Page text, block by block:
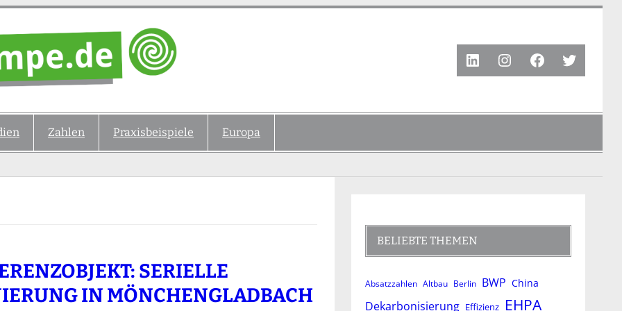
LinkedInInstagram
Facebook
Twitter
Zahlen Praxisbeispiele Europa
SERIELLE
IN MÖNCHENGLADBACH
BELIEBTE THEMEN
Absatzzahlen Altbau Berlin BWP China
Dekarbonisierung Effizienz EHPA